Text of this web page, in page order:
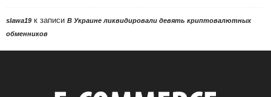
slawa19 к записи В Украине ликвидировали девять криптовалютных
обменников